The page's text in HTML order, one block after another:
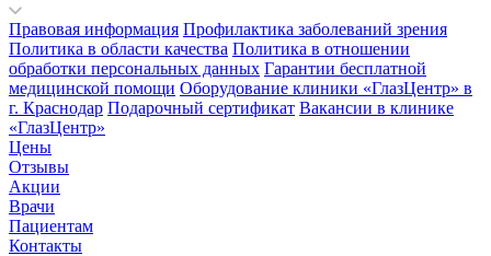
Правовая информация Профилактика заболеваний зрения
Политика в области качества Политика в отношении
обработки персональных данных Гарантии бесплатной
медицинской помощи Оборудование клиники «ГлазЦентр» в
г. Краснодар Подарочный сертификат Вакансии в клинике
«ГлазЦентр»
Цены
Отзывы
Акции
Врачи
Пациентам
Контакты